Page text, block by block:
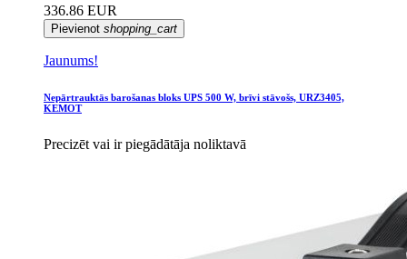
336.86 EUR
Pievienot shopping_cart
Jaunums!
Nepārtrauktās barošanas bloks UPS 500 W, brīvi stāvošs, URZ3405,
KEMOT
Precizēt vai ir piegādātāja noliktavā